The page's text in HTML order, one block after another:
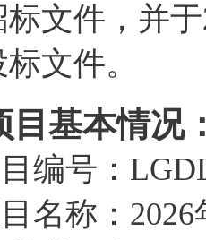
标文件，并
文件。
目基本情况
编号：
名称：2026